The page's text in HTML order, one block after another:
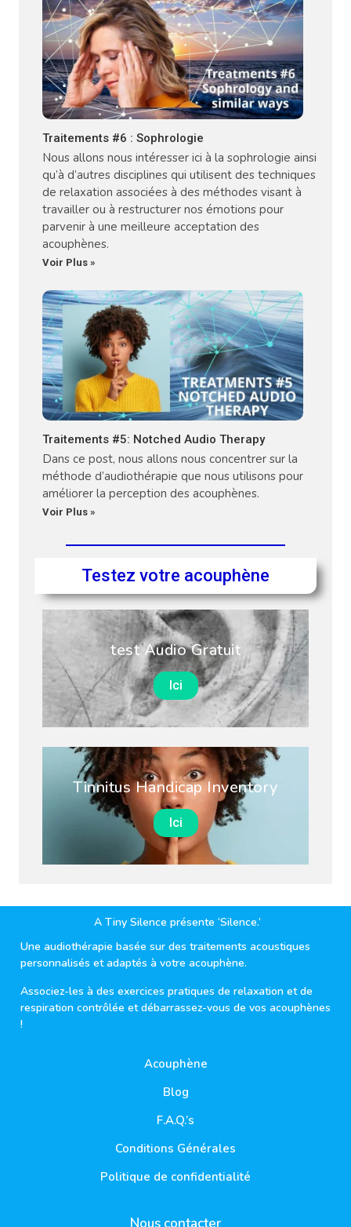
Traitements #6 : Sophrologie
Nous allons nous intéresser ici à la sophrologie ainsi
qu’à d’autres disciplines qui utilisent des techniques
de relaxation associées à des méthodes visant à
travailler ou à restructurer nos émotions pour
parvenir à une meilleure acceptation des
acouphènes.
Voir Plus »
Traitements #5: Notched Audio Therapy
Dans ce post, nous allons nous concentrer sur la
méthode d’audiothérapie que nous utilisons pour
améliorer la perception des acouphènes.
Voir Plus »
Testez votre acouphène
test Audio Gratuit
Ici
Tinnitus Handicap Inventory
Ici
A Tiny Silence présente ‘Silence.’
Une audiothérapie basée sur des traitements acoustiques
personnalisés et adaptés à votre acouphène.
Associez-les à des exercices pratiques de relaxation et de
respiration contrôlée et débarrassez-vous de vos acouphènes
!
Acouphène
Blog
F.A.Q.’s
Conditions Générales
Politique de confidentialité
Nous contacter